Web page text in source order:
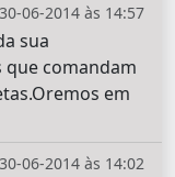
30-06-2014 às 14:57
sua
que comandam
em
30-06-2014 às 14:02